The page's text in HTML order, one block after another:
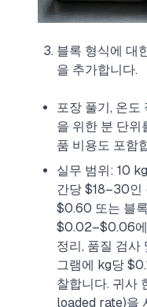
블록 형식에 대
을 추가합니다.
포장 풀기, 온도
을 위한 분 단위
품 비용도 포함
실무 범위: 10
간당 $18–30인
$0.60 또는 블
$0.02–$0.06에
정리, 품질 검사
그램에 kg당
찰합니다. 귀사
loaded rate)을